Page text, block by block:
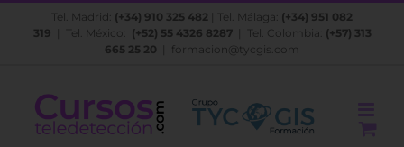
Saltar
Tel. Madrid: (+34) 910 325 482 | Tel. Málaga: (+34) 951 082
319 | Tel. México: (+52) 55 4326 8287| Tel. Colombia: (+57) 313
665 25 20
formacion@tycgis.com